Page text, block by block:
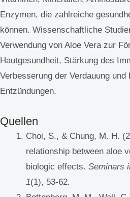
Enzymen, die zahlreiche
können. Wissenschaftliche
Verwendung von Aloe Vera zur
Hautgesundheit, Stärkung des
Verbesserung der Verdauung und
Entzündungen.
Quellen
Choi, S., & Chung, M. H.
relationship between aloe
biologic effects. Seminars
1(1), 53-62.